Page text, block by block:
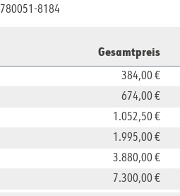
8184
Gesamtpreis
384,00 €
674,00 €
1.052,50 €
1.995,00 €
3.880,00 €
7.300,00 €